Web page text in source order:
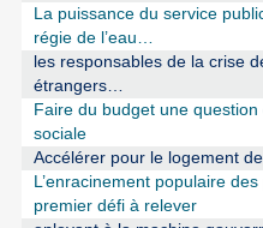
La puissance du service
régie de l’eau…
les responsables de la crise
étrangers…
Faire du budget une
sociale
Accélérer pour le logement
L’enracinement populaire
premier défi à relever